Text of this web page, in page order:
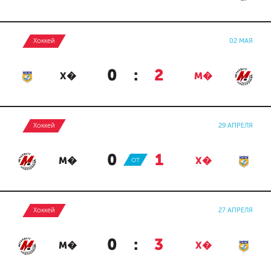
Хоккей 02 МАЯ
Х� 0 : 2 М�
Хоккей 29 АПРЕЛЯ
М� 0 : 1 Х�
ОТ
Хоккей 27 АПРЕЛЯ
М� 0 : 3 Х�